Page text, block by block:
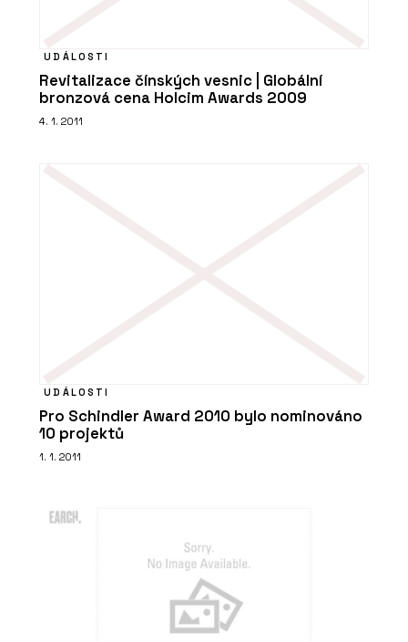
UDÁLOSTI
Revitalizace čínských vesnic | Globální
bronzová cena Holcim Awards 2009
4. 1. 2011
UDÁLOSTI
Pro Schindler Award 2010 bylo nominováno
10 projektů
1. 1. 2011